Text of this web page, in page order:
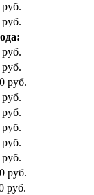
руб.
руб.
руб.